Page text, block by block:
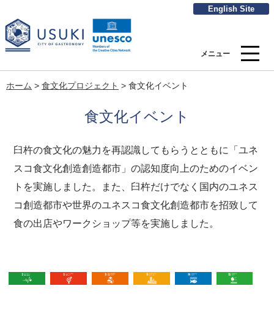
English Site
メニュー
ホーム > 食文化プロジェクト > 食文化イベント
食文化イベント
臼杵の食文化の魅力を再認識してもらうとともに「ユネ
スコ食文化創造創造都市」の認知度向上のためのイベン
トを実施しました。また、臼杵だけでなく国内のユネス
コ創造都市や世界のユネスコ食文化創造都市を招致して
食の出店やワークショップ等を実施しました。
３すべての人に健康と福祉を
５ジェンダー平等を実現しよう
９産業と技術革新の基盤を作ろ
11住み続けられるまち
14海の豊か